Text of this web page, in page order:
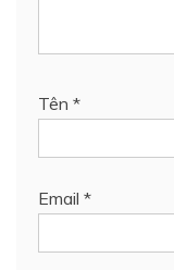
Tên *
Email *